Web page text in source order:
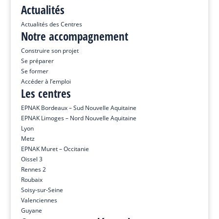
Actualités
Actualités des Centres
Notre accompagnement
Construire son projet
Se préparer
Se former
Accéder à l’emploi
Les centres
EPNAK Bordeaux – Sud Nouvelle Aquitaine
EPNAK Limoges – Nord Nouvelle Aquitaine
Lyon
Metz
EPNAK Muret – Occitanie
Oissel 3
Rennes 2
Roubaix
Soisy-sur-Seine
Valenciennes
Guyane